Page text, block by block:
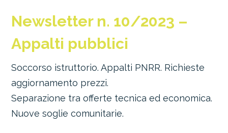
Newsletter n. 10/2023 –
Appalti pubblici
Soccorso istruttorio. Appalti PNRR. Richieste
aggiornamento prezzi.
Separazione tra offerte tecnica ed economica.
Nuove soglie comunitarie.